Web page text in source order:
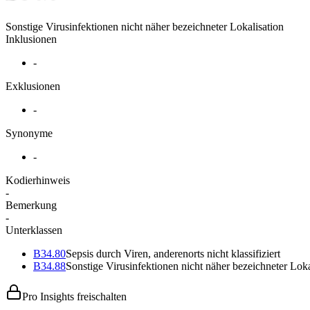
Sonstige Virusinfektionen nicht näher bezeichneter Lokalisation
Inklusionen
-
Exklusionen
-
Synonyme
-
Kodierhinweis
-
Bemerkung
-
Unterklassen
B34.80Sepsis durch Viren, anderenorts nicht klassifiziert
B34.88Sonstige Virusinfektionen nicht näher bezeichneter
Pro Insights freischalten